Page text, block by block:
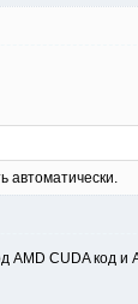
автоматически.
AMD CUDA код